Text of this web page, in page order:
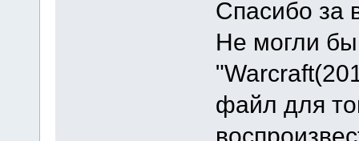
Спасибо за
Не могли бы
файл для